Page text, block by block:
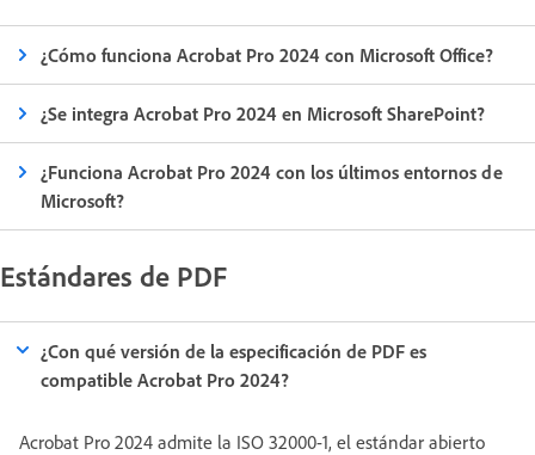
¿Cómo funciona Acrobat Pro 2024 con Microsoft Office?
¿Se integra Acrobat Pro 2024 en Microsoft SharePoint?
¿Funciona Acrobat Pro 2024 con los últimos entornos de
Microsoft?
Estándares de PDF
¿Con qué versión de la especificación de PDF es
compatible Acrobat Pro 2024?
Acrobat Pro 2024 admite la ISO 32000-1, el estándar abierto